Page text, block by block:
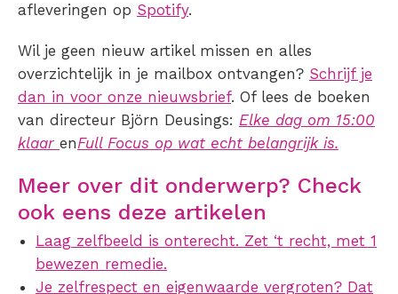
afleveringen op Spotify.
Wil je geen nieuw artikel missen en alles
overzichtelijk in je mailbox ontvangen? Schrijf je
dan in voor onze nieuwsbrief. Of lees de boeken
van directeur Björn Deusings: Elke dag om 15:00
klaar enFull Focus op wat echt belangrijk is.
Meer over dit onderwerp? Check
ook eens deze artikelen
Laag zelfbeeld is onterecht. Zet ‘t recht, met 1
bewezen remedie.
Je zelfrespect en eigenwaarde vergroten? Dat